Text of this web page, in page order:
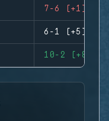
7-6 (+1)
6-1 (+5)
10-2 (+8)